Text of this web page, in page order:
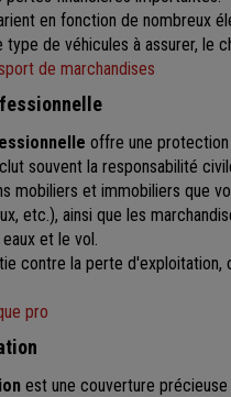
en fonction de nombreux
de véhicules à assurer, le
de marchandises
offre une
souvent la responsabilité
mobiliers et immobiliers que
etc.), ainsi que les
et le vol.
contre la perte
pro
est une couverture